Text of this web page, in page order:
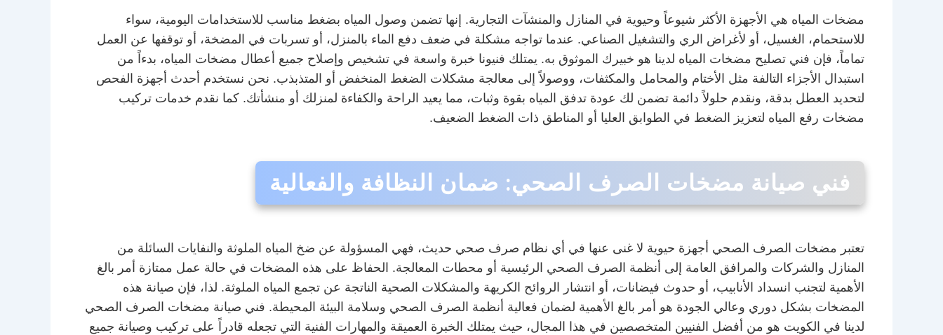
مضخات المياه هي الأجهزة الأكثر شيوعاً وحيوية في المنازل والمنشآت التجارية. إنها تضمن وصول المياه بضغط مناسب للاستخدامات اليومية، سواء
للاستحمام، الغسيل، أو لأغراض الري والتشغيل الصناعي. عندما تواجه مشكلة في ضعف دفع الماء بالمنزل، أو تسربات في المضخة، أو توقفها عن العمل
تماماً، فإن فني تصليح مضخات المياه لدينا هو خبيرك الموثوق به. يمتلك فنيونا خبرة واسعة في تشخيص وإصلاح جميع أعطال مضخات المياه، بدءاً من
استبدال الأجزاء التالفة مثل الأختام والمحامل والمكثفات، ووصولاً إلى معالجة مشكلات الضغط المنخفض أو المتذبذب. نحن نستخدم أحدث أجهزة الفحص
لتحديد العطل بدقة، ونقدم حلولاً دائمة تضمن لك عودة تدفق المياه بقوة وثبات، مما يعيد الراحة والكفاءة لمنزلك أو منشأتك. كما نقدم خدمات تركيب
مضخات رفع المياه لتعزيز الضغط في الطوابق العليا أو المناطق ذات الضغط الضعيف.
فني صيانة مضخات الصرف الصحي: ضمان النظافة والفعالية
تعتبر مضخات الصرف الصحي أجهزة حيوية لا غنى عنها في أي نظام صرف صحي حديث، فهي المسؤولة عن ضخ المياه الملوثة والنفايات السائلة من
المنازل والشركات والمرافق العامة إلى أنظمة الصرف الصحي الرئيسية أو محطات المعالجة. الحفاظ على هذه المضخات في حالة عمل ممتازة أمر بالغ
الأهمية لتجنب انسداد الأنابيب، أو حدوث فيضانات، أو انتشار الروائح الكريهة والمشكلات الصحية الناتجة عن تجمع المياه الملوثة. لذا، فإن صيانة هذه
المضخات بشكل دوري وعالي الجودة هو أمر بالغ الأهمية لضمان فعالية أنظمة الصرف الصحي وسلامة البيئة المحيطة. فني صيانة مضخات الصرف الصحي
لدينا في الكويت هو من أفضل الفنيين المتخصصين في هذا المجال، حيث يمتلك الخبرة العميقة والمهارات الفنية التي تجعله قادراً على تركيب وصيانة جميع